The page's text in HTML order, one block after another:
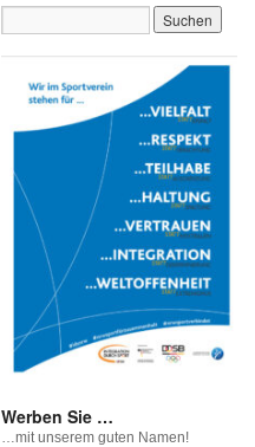
Werben Sie …
…mit unserem guten Namen!